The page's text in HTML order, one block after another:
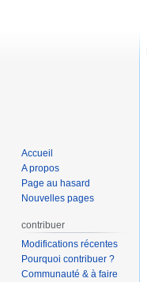
Accueil
A propos
Page au hasard
Nouvelles pages
contribuer
Modifications récentes
Pourquoi contribuer ?
Communauté & à faire